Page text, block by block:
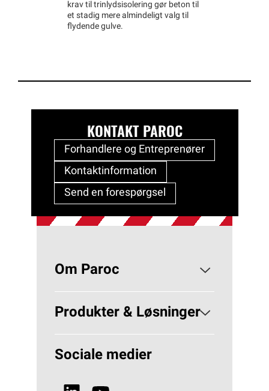
krav til trinlydsisolering gør beton til
et stadig mere almindeligt valg til
flydende gulve.
KONTAKT PAROC
Forhandlere og Entreprenører
Kontaktinformation
Send en forespørgsel
Om Paroc
Om PAROC
Hvorfor Stenuld?
Bæredygtighed
Produkter & Løsninger
Løsninger Bygningsisolering
Sociale medier